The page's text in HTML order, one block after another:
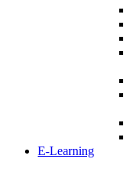
E-Learning